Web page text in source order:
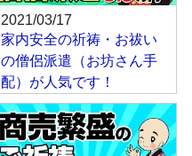
2021/03/17
家内安全の祈祷・お祓い
の僧侶派遣（お坊さん手
配）が人気です！